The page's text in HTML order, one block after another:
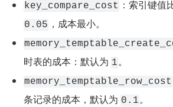
key_compare_cost
0.05 ，成本最小。
时表的成本：默认为 1。
memory_temptable_row_cost
条记录的成本，默认为 0.1。